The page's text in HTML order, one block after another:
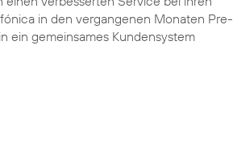
in den vergangenen Monaten Pre-
ein gemeinsames Kundensystem